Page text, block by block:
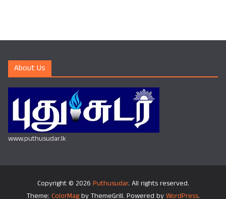
About Us
www.puthusudar.lk
Copyright © 2026 Puthusudar. All rights reserved.
Theme: ColorMagby ThemeGrill. Powered by WordPress.